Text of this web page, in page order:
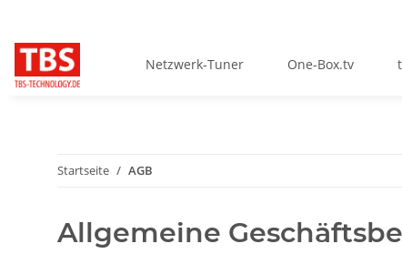
Netzwerk-Tuner One-Box.tv
Startseite AGB
Allgemeine